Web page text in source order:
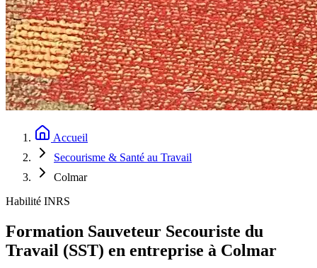
Accueil
Secourisme & Santé au Travail
Colmar
Habilité INRS
Formation Sauveteur Secouriste du
Travail (SST) en entreprise à Colmar